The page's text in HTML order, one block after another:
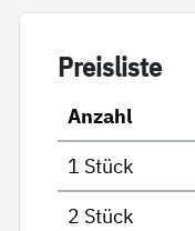
Preis­lis­te
Anzahl
1 Stück
2 Stück